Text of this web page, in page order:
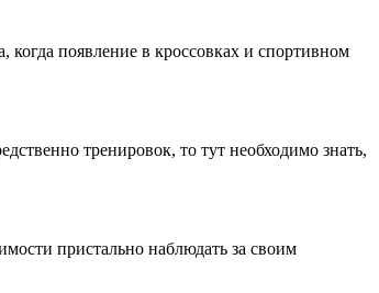
появление в кроссовках и спортивном
тренировок, то тут необходимо знать,
пристально наблюдать за своим